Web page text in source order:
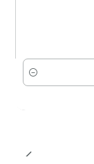
Cantidad